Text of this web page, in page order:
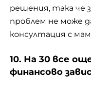
решения, така че
проблем не може
консултация с
10. На 30 все
финансово